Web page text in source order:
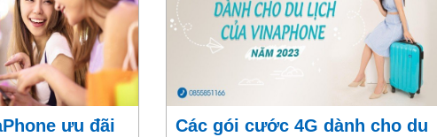
Các gói cước 4G dành cho du